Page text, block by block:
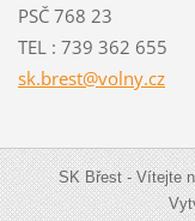
PSČ 768 23
TEL : 739 362 655
sk.brest@volny.cz
SK Břest - Vítejte